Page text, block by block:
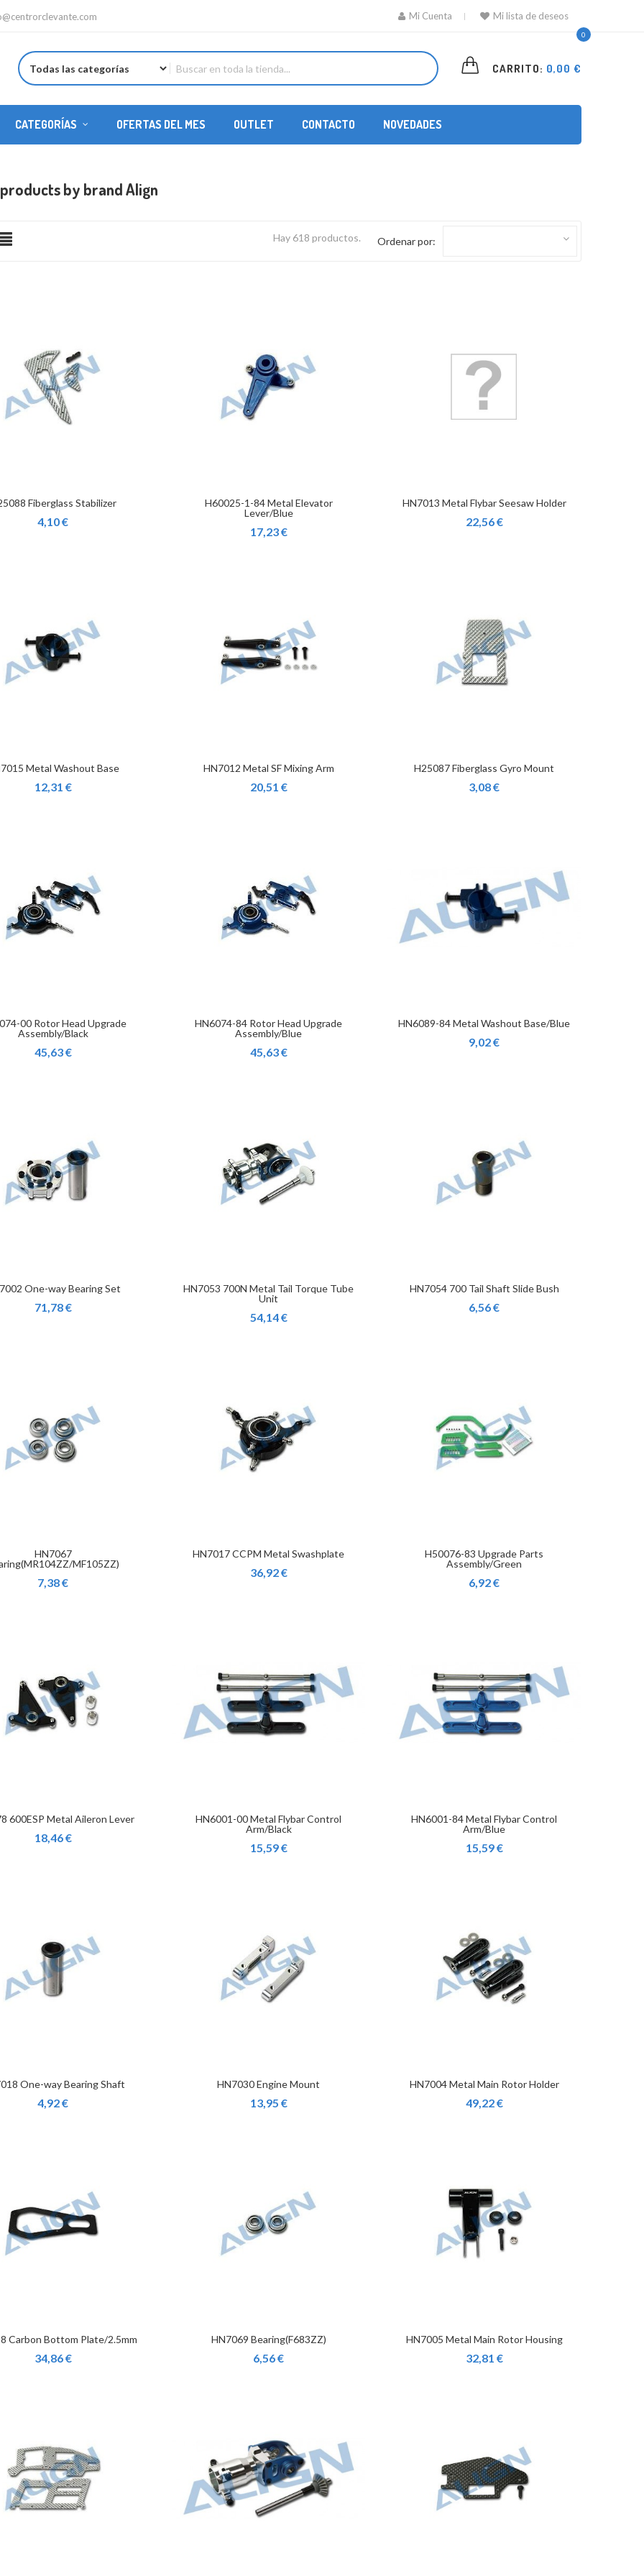
Mi Cuenta Mi lista de deseos
0
CARRITO: 0,00 €
CATEGORÍAS OFERTAS DEL MES OUTLET CONTACTO NOVEDADES
by brand Align
Hay 618 productos. Ordenar por:
Fiberglass Stabilizer
4,10 €
H60025-1-84 Metal Elevator
Lever/Blue
17,23 €
HN7013 Metal Flybar Seesaw Holder
22,56 €
Metal Washout Base
12,31 €
HN7012 Metal SF Mixing Arm
20,51 €
H25087 Fiberglass Gyro Mount
3,08 €
00 Rotor Head Upgrade
Assembly/Black
45,63 €
HN6074-84 Rotor Head Upgrade
Assembly/Blue
45,63 €
HN6089-84 Metal Washout Base/Blue
9,02 €
One-way Bearing Set
71,78 €
HN7053 700N Metal Tail Torque Tube
Unit
54,14 €
HN7054 700 Tail Shaft Slide Bush
6,56 €
HN7067
MF105ZZ)
7,38 €
HN7017 CCPM Metal Swashplate
36,92 €
H50076-83 Upgrade Parts
Assembly/Green
6,92 €
600ESP Metal Aileron Lever
18,46 €
HN6001-00 Metal Flybar Control
Arm/Black
15,59 €
HN6001-84 Metal Flybar Control
Arm/Blue
15,59 €
One-way Bearing Shaft
4,92 €
HN7030 Engine Mount
13,95 €
HN7004 Metal Main Rotor Holder
49,22 €
Carbon Bottom Plate/2.5mm
34,86 €
HN7069 Bearing(F683ZZ)
6,56 €
HN7005 Metal Main Rotor Housing
32,81 €